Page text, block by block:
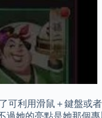
可利用滑鼠＋鍵盤或
她的亮點是她那個